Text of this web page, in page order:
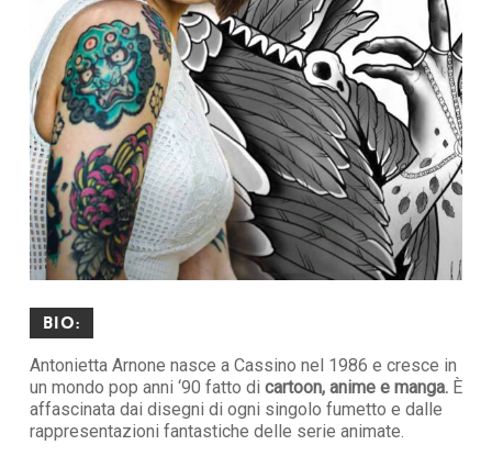
Bio:
Antonietta Arnone nasce a Cassino nel 1986 e cresce in
un mondo pop anni ‘90 fatto di cartoon, anime e manga. È
affascinata dai disegni di ogni singolo fumetto e dalle
rappresentazioni fantastiche delle serie animate.